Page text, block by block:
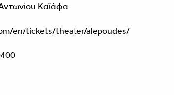
Καϊάφα
en/tickets/theater/alepoudes/